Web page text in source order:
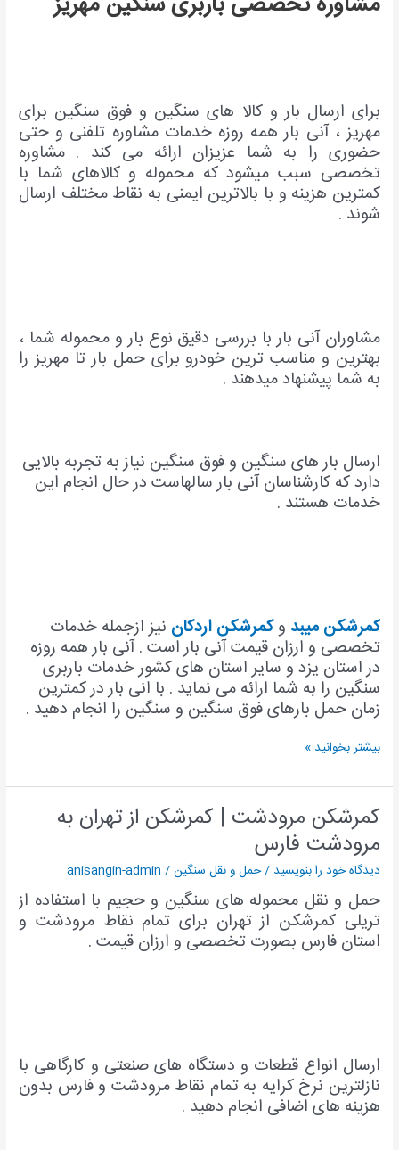
برای ارسال بار و کالا های سنگین و فوق سنگین برای
مهریز ، آنی بار همه روزه خدمات مشاوره تلفنی و حتی
حضوری را به شما عزیزان ارائه می کند . مشاوره
تخصصی سبب میشود که محموله و کالاهای شما با
کمترین هزینه و با بالاترین ایمنی به نقاط مختلف ارسال
شوند .
مشاوران آنی بار با بررسی دقیق نوع بار و محموله شما ،
بهترین و مناسب ترین خودرو برای حمل بار تا مهریز را
به شما پیشنهاد میدهند .
ارسال بار های سنگین و فوق سنگین نیاز به تجربه بالایی
دارد که کارشناسان آنی بار سالهاست در حال انجام این
خدمات هستند .
کمرشکن میبد وکمرشکن اردکان نیز ازجمله خدمات
تخصصی و ارزان قیمت آنی بار است . آنی بار همه روزه
در استان یزد و سایر استان های کشور خدمات باربری
سنگین را به شما ارائه می نماید . با انی بار در کمترین
زمان حمل بارهای فوق سنگین و سنگین را انجام دهید .
بیشتر بخوانید »
کمرشکن مرودشت | کمرشکن از تهران به
مرودشت فارس
دیدگاه‌ خود را بنویسید /حمل و نقل سنگین/
anisangin-admin
حمل و نقل محموله های سنگین و حجیم با استفاده از
تریلی کمرشکن از تهران برای تمام نقاط مرودشت و
استان فارس بصورت تخصصی و ارزان قیمت .
ارسال انواع قطعات و دستگاه های صنعتی و کارگاهی با
نازلترین نرخ کرایه به تمام نقاط مرودشت و فارس بدون
هزینه های اضافی انجام دهید .
کمرشکن
مرودشت
|
کمرشکن
تهران
به
مرودشت